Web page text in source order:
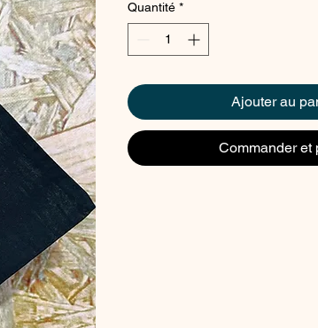
Quantité *
Ajouter au
Commander et